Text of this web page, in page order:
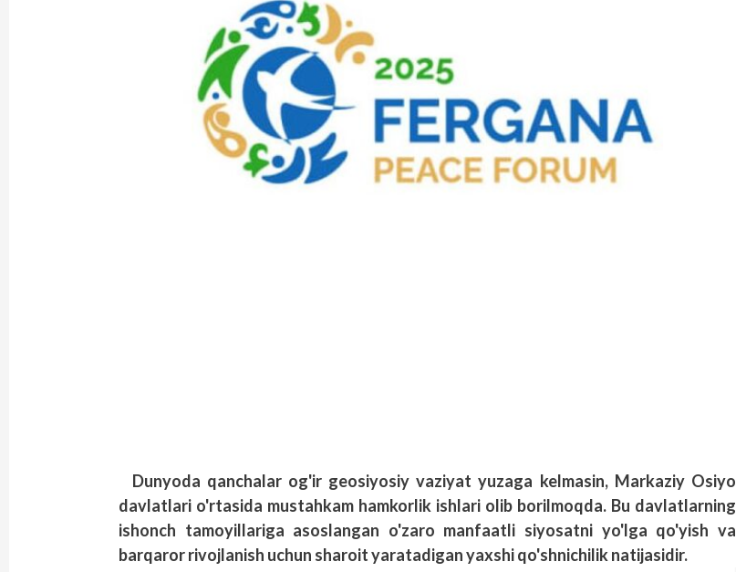
Dunyoda qanchalar og'ir geosiyosiy vaziyat yuzaga kelmasin, Markaziy Osiyo
davlatlari o'rtasida mustahkam hamkorlik ishlari olib borilmoqda. Bu davlatlarning
ishonch tamoyillariga asoslangan o'zaro manfaatli siyosatni yo'lga qo'yish va
barqaror rivojlanish uchun sharoit yaratadigan yaxshi qo'shnichilik natijasidir.